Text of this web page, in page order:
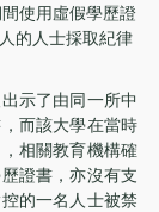
使用虛假學歷證
的人士採取紀律
示了由同一所中
而該大學在當時
相關教育機構確
證書，亦沒有支
的一名人士被禁